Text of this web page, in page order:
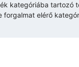
kategóriába tartozó
elérő